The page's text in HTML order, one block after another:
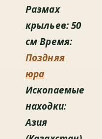
Размах
крыльев: 50
см Время:
Поздняя
юра
Ископаемые
находки:
Азия